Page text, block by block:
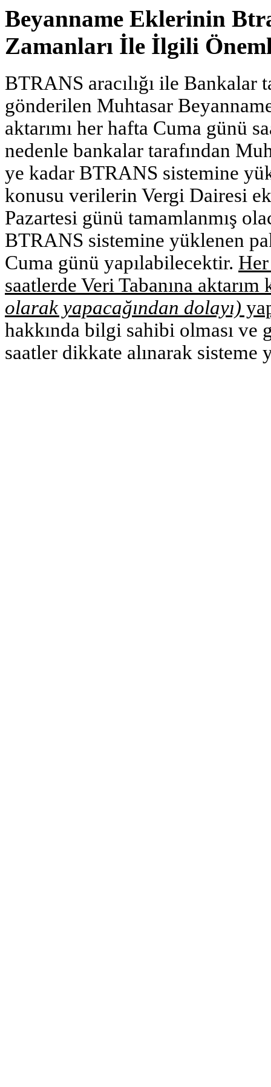
Beyanname Eklerinin
Zamanları İle İlgili
BTRANS aracılığı ile Bankalar
gönderilen Muhtasar
aktarımı her hafta Cuma günü
nedenle bankalar tarafından
ye kadar BTRANS sistemine
konusu verilerin Vergi Dairesi
Pazartesi günü tamamlanmış
BTRANS sistemine yüklenen
Cuma günü yapılabilecektir.
saatlerde Veri Tabanına
olarak yapacağından dolayı)
hakkında bilgi sahibi olması
saatler dikkate alınarak